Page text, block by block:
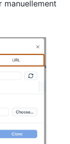
manuellement